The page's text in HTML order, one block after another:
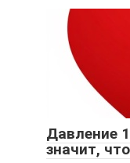
Давление
значит,